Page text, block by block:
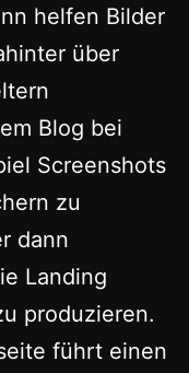
helfen Bilder
über
Blog bei
Screenshots
zu
dann
Landing
produzieren.
führt einen